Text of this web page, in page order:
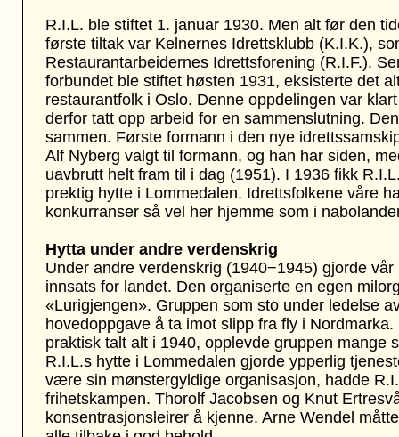
R.I.L. ble stiftet 1. januar 1930. Men alt før den
første tiltak var Kelnernes Idrettsklubb (K.I.K.),
Restaurantarbeidernes Idrettsforening (R.I.F.).
forbundet ble stiftet høsten 1931, eksisterte det
restaurantfolk i Oslo. Denne oppdelingen var
derfor tatt opp arbeid for en sammenslutning.
sammen. Første formann i den nye
Alf Nyberg valgt til formann, og han har siden,
uavbrutt helt fram til i dag (1951). I 1936 fikk
prektig hytte i Lommedalen. Idrettsfolkene våre
konkurranser så vel her hjemme som i
Hytta under andre verdenskrig
Under andre verdenskrig (1940−1945) gjorde vår
innsats for landet. Den organiserte en egen
«Lurigjengen». Gruppen som sto under ledelse
hovedoppgave å ta imot slipp fra fly i
praktisk talt alt i 1940, opplevde gruppen mange
R.I.L.s hytte i Lommedalen gjorde ypperlig
være sin mønstergyldige organisasjon, hadde
frihetskampen. Thorolf Jacobsen og Knut
konsentrasjonsleirer å kjenne. Arne Wendel